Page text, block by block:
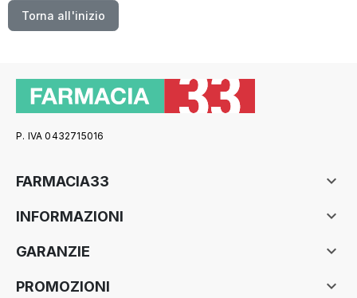
Torna all'inizio
P. IVA 0432715016
FARMACIA33 
INFORMAZIONI 
GARANZIE 
PROMOZIONI 